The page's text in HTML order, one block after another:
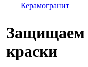
Керамогранит
Защищаем
краски